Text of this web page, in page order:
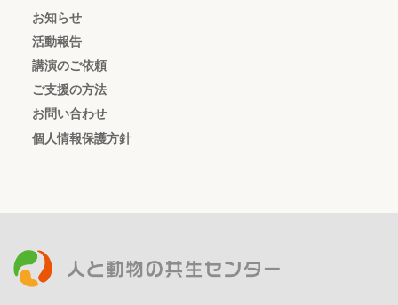
お知らせ
活動報告
講演のご依頼
ご支援の方法
お問い合わせ
個人情報保護方針